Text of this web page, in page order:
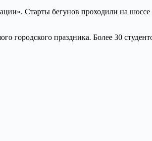
Старты бегунов проходили на
городского праздника. Более 30